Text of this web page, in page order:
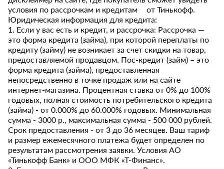
условия по рассрочкам и кредитам от Тинькофф.
Юридическая информация для кредита:
1. Если у вас есть и кредит, и рассрочка: Рассрочка —
это форма кредита (займа), при которой переплаты по
кредиту (займу) не возникает за счет скидки на товар,
предоставляемой продавцом. Пос-кредит (займ) – это
форма кредита (займа), предоставленная
непосредственно в точке продаж или на сайте
интернет-магазина. Процентная ставка от 0% до 100%
годовых, полная стоимость потребительского кредита
(займа) - от 0.000% до 60.000% годовых. Минимальная
сумма - 3000 р., максимальная сумма - 500 000 рублей.
Срок предоставления - от 3 до 36 месяцев. Ваш тариф
и размер ежемесячного платежа будет определен по
результатам рассмотрения заявки. Условия АО
«Тинькофф Банк» и ООО МФК «Т-Финанс».